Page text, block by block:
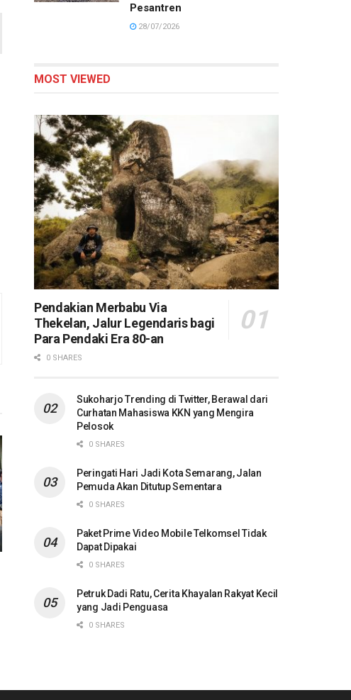
Pesantren
28/07/2026
MOST VIEWED
Pendakian Merbabu Via
Thekelan, Jalur Legendaris bagi
Para Pendaki Era 80-an
0 SHARES
Sukoharjo Trending di Twitter, Berawal dari
Curhatan Mahasiswa KKN yang Mengira
Pelosok
0 SHARES
Peringati Hari Jadi Kota Semarang, Jalan
Pemuda Akan Ditutup Sementara
0 SHARES
Paket Prime Video Mobile Telkomsel Tidak
Dapat Dipakai
0 SHARES
Petruk Dadi Ratu, Cerita Khayalan Rakyat Kecil
yang Jadi Penguasa
0 SHARES